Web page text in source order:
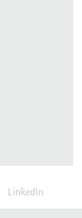
LinkedIn